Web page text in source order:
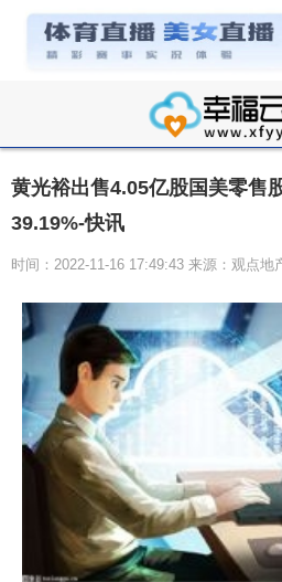
黄光裕出售4.05亿股国美零售
39.19%-快讯
时间：2022-11-16 17:49:43 来源：观点地